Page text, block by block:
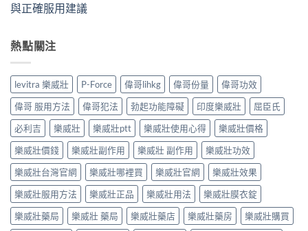
與正確服用建議
熱點關注
levitra 樂威壯 P-Force 偉哥lihkg 偉哥份量
偉哥功效
偉哥 服用方法
偉哥犯法 勃起功能障礙 印度樂威壯
屈臣氏
必利吉
樂威壯 樂威壯ptt 樂威壯使用心得
樂威壯價格
樂威壯價錢
樂威壯副作用 樂威壯 副作用
樂威壯功效
樂威壯台灣官網
樂威壯哪裡買 樂威壯官網
樂威壯效果
樂威壯服用方法
樂威壯正品 樂威壯用法
樂威壯膜衣錠
樂威壯藥局
樂威壯 藥局 樂威壯藥店 樂威壯藥房
樂威壯購買